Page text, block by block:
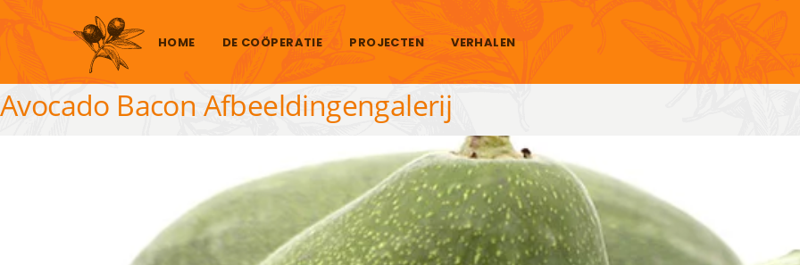
Skip to content
HOME DE COÖPERATIE PROJECTEN VERHALEN
Avocado Bacon Afbeeldingengalerij